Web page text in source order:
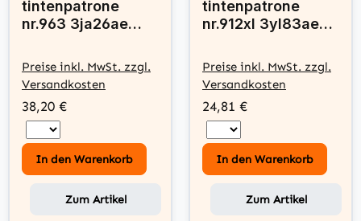
tintenpatrone
nr.963 3ja26ae
Preise inkl. MwSt. zzgl.
Versandkosten
38,20 €
In den Warenkorb
Zum Artikel
tintenpatrone
nr.912xl 3yl83ae
Preise inkl. MwSt. zzgl.
Versandkosten
24,81 €
In den Warenkorb
Zum Artikel